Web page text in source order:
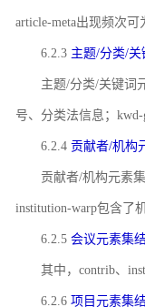
article-meta出现频次可
6.2.3 主题/分类/
主题/分类/关键词
号、分类法信息；
6.2.4 贡献者/机构
贡献者/机构元素
institution-warp包含了
6.2.5 会议元素集
其中，contrib、
6.2.6 项目元素集